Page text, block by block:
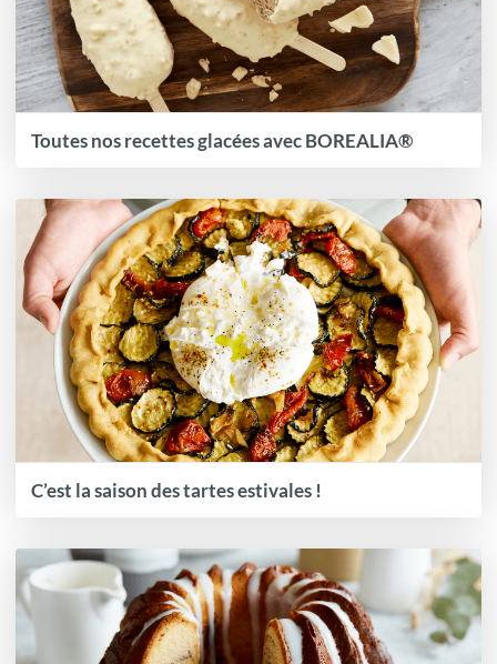
Toutes nos recettes glacées avec BOREALIA®
C’est la saison des tartes estivales !